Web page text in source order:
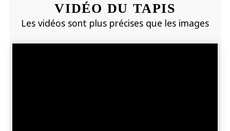
VIDÉO DU TAPIS
Les vidéos sont plus précises que les images